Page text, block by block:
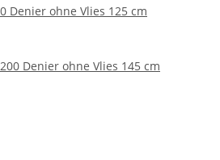
Denier ohne Vlies 125 cm